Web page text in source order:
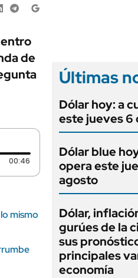
de
00:46 Duración: 46 segundos
mismo
Últimas
Dólar hoy: a
este jueves 6
Dólar blue
opera este
agosto
Dólar,
gurúes de la
sus
principales
economía